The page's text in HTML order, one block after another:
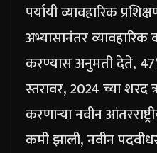
पर्यायी व्यावहारिक
अभ्यासानंतर व्यावहारिक
करण्यास अनुमती देते,
स्तरावर, 2024 च्या
करणाऱ्या नवीन
कमी झाली, नवीन